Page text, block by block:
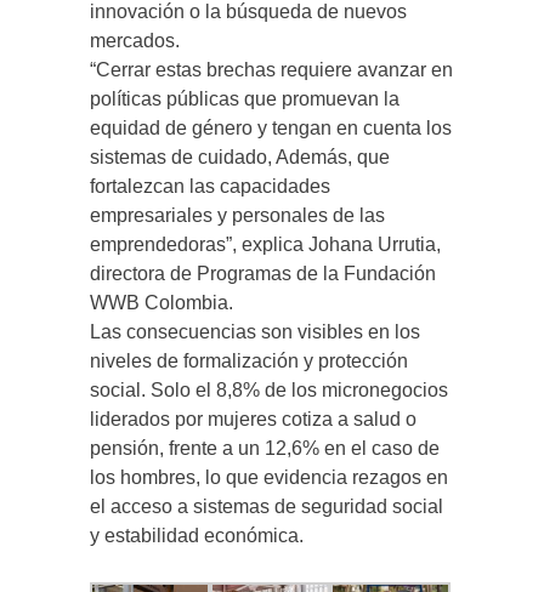
innovación o la búsqueda de nuevos
mercados.
“Cerrar estas brechas requiere avanzar en
políticas públicas que promuevan la
equidad de género y tengan en cuenta los
sistemas de cuidado, Además, que
fortalezcan las capacidades
empresariales y personales de las
emprendedoras”, explica Johana Urrutia,
directora de Programas de la Fundación
WWB Colombia.
Las consecuencias son visibles en los
niveles de formalización y protección
social. Solo el 8,8% de los micronegocios
liderados por mujeres cotiza a salud o
pensión, frente a un 12,6% en el caso de
los hombres, lo que evidencia rezagos en
el acceso a sistemas de seguridad social
y estabilidad económica.